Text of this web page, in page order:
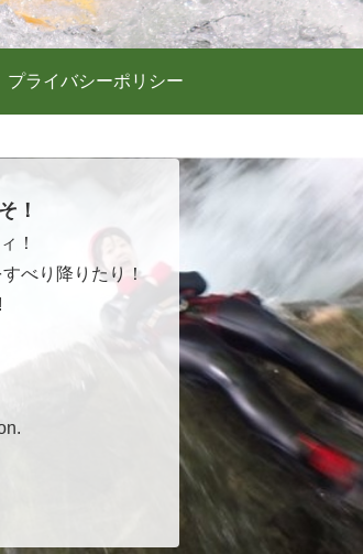
プライバシーポリシー
！
！
べり降りたり！